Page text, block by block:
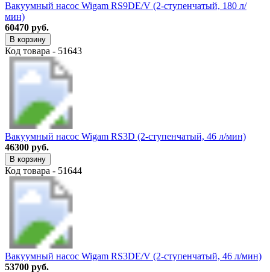
Вакуумный насос Wigam RS9DE/V (2-ступенчатый, 180 л/
мин)
60470 руб.
В корзину
Код товара - 51643
Вакуумный насос Wigam RS3D (2-ступенчатый, 46 л/мин)
46300 руб.
В корзину
Код товара - 51644
Вакуумный насос Wigam RS3DE/V (2-ступенчатый, 46 л/мин)
53700 руб.